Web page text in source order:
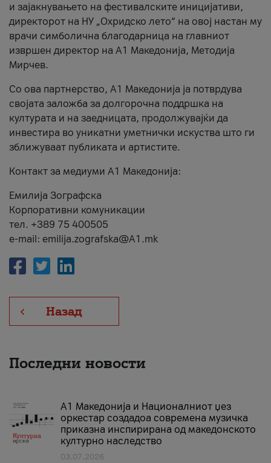
и зајакнувањето на фестивалските иницијативи,
директорот на НУ „Охридско лето“ на овој настан му
врачи симболична благодарница на главниот
извршен директор на A1 Македонија, Методија
Мирчев.
Со ова партнерство, A1 Македонија ја потврдува
својата заложба за долгорочна поддршка на
културата и на заедницата, продолжувајќи да
инвестира во уникатни уметнички искуства што ги
зближуваат публиката и артистите.
Контакт за медиуми А1 Македонија:
Емилија Зографска
Корпоративни комуникации
тел. +389 75 400505
e-mail: emilija.zografska@A1.mk
Назад
Последни новости
А1 Македонија и Националниот џез
оркестар создадоа современа музичка
приказна инспирирана од македонското
културно наследство
03.07.2026